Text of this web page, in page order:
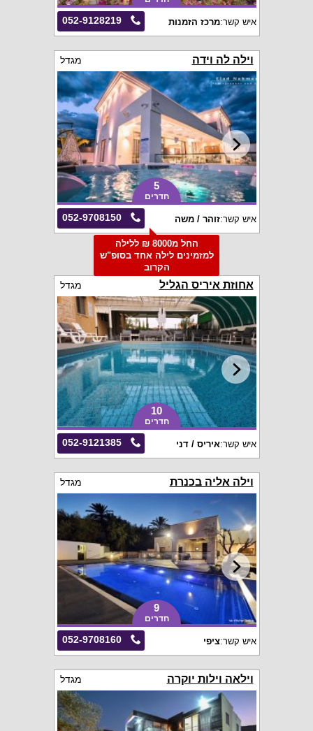
052-9128219 איש קשר:מרכז הזמנות
וילה לה וידה מגדל
5
חדרים
052-9708150 איש קשר:זוהר / משה
החל מ8000 ₪ ללילה
למזמינים לילה אחד בסופ"ש
הקרוב
אחוזת איריס הגליל מגדל
10
חדרים
052-9121385 איש קשר:איריס / דני
וילה אליה בכנרת מגדל
9
חדרים
052-9708160 איש קשר:ציפי
וילאה וילות יוקרה מגדל